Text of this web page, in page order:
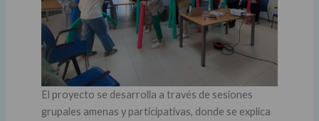
El proyecto se desarrolla a través de sesiones
grupales amenas y participativas, donde se explica